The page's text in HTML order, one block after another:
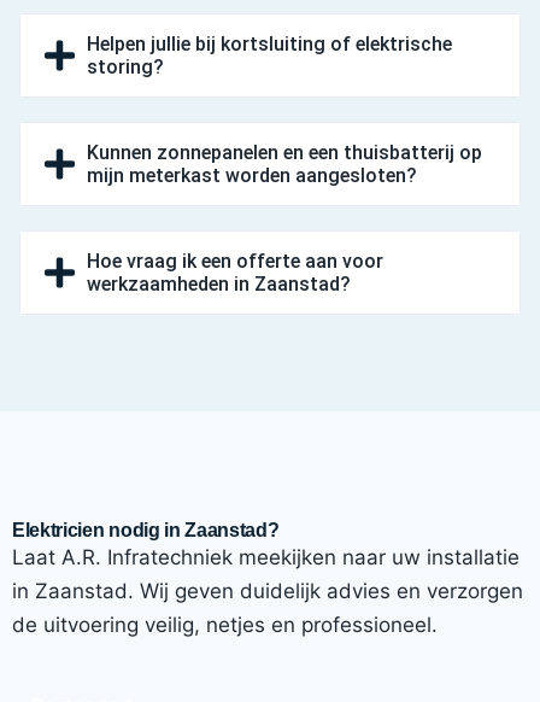
Helpen jullie bij kortsluiting of elektrische
storing?
Kunnen zonnepanelen en een thuisbatterij op
mijn meterkast worden aangesloten?
Hoe vraag ik een offerte aan voor
werkzaamheden in Zaanstad?
Elektricien nodig in Zaanstad?
Laat A.R. Infratechniek meekijken naar uw installatie
in Zaanstad. Wij geven duidelijk advies en verzorgen
de uitvoering veilig, netjes en professioneel.